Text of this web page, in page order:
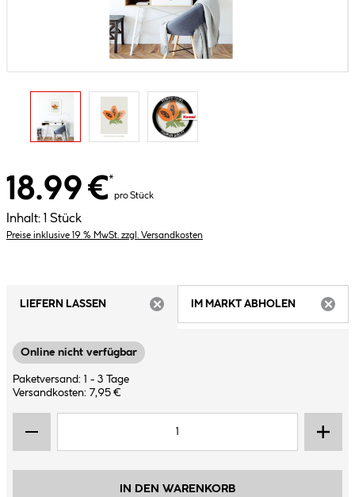
18.99 €*
pro Stück
Inhalt: 1 Stück
Preise inklusive 19 % MwSt. zzgl. Versandkosten
LIEFERN LASSEN
IM MARKT ABHOLEN
Online nicht verfügbar
Paketversand: 1 - 3 Tage
Versandkosten: 7,95 €
IN DEN WARENKORB